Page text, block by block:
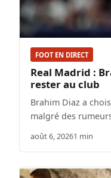
FOOT EN DIRECT
Real Madrid :
rester au club
Brahim Diaz a
malgré des
août 6, 20261 min